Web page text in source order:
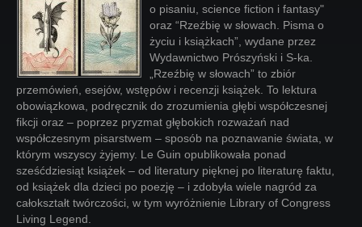
o pisaniu, science fiction i fantasy"
oraz “Rzeźbię w słowach. Pisma o
życiu i książkach”, wydane przez
Wydawnictwo Prószyński i S-ka.
„Rzeźbię w słowach” to zbiór
przemówień, esejów, wstępów i recenzji książek. To lektura
obowiązkowa, podręcznik do zrozumienia głębi współczesnej
fikcji oraz – poprzez pryzmat głębokich rozważań nad
współczesnym pisarstwem – sposób na poznawanie świata, w
którym wszyscy żyjemy. Le Guin opublikowała ponad
sześćdziesiąt książek – od literatury pięknej po literaturę faktu,
od książek dla dzieci po poezję – i zdobyła wiele nagród za
całokształt twórczości, w tym wyróżnienie Library of Congress
Living Legend.